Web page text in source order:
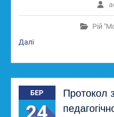
Рій
Далі
БЕР
24
Протокол